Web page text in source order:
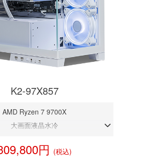
K2-97X857
AMD Ryzen 7 9700X
大画面液晶水冷
RTX 5070 12GB
円 (税込)